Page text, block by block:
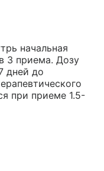
начальная
3 приема. Дозу
дней до
при приеме 1.5-